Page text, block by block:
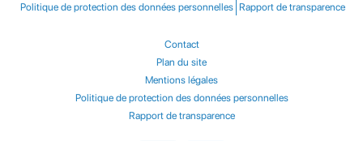
Politique de protection des données personnelles Rapport de transparence
Contact
Plan du site
Mentions légales
Politique de protection des données personnelles
Rapport de transparence